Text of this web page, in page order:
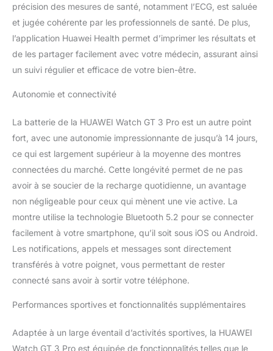
l'escalade, la natation en
salle, le ski, etc., vous
pouvez prendre la route
ou tracer un nouveau
pression sur l'écran La
un nouveau niveau et
prend en charge une
multitude de
fonctionnalités
fréquence cardiaque, la
SpO2, le sommeil et la
surveillance du stress,
afin que vous puissiez
de votre santé"
précision des mesures de santé, notamment l’ECG, est saluée
et jugée cohérente par les professionnels de santé. De plus,
l’application Huawei Health permet d’imprimer les résultats et
de les partager facilement avec votre médecin, assurant ainsi
un suivi régulier et efficace de votre bien-être.
Autonomie et connectivité
La batterie de la HUAWEI Watch GT 3 Pro est un autre point
fort, avec une autonomie impressionnante de jusqu’à 14 jours,
ce qui est largement supérieur à la moyenne des montres
connectées du marché. Cette longévité permet de ne pas
avoir à se soucier de la recharge quotidienne, un avantage
non négligeable pour ceux qui mènent une vie active. La
montre utilise la technologie Bluetooth 5.2 pour se connecter
facilement à votre smartphone, qu’il soit sous iOS ou Android.
Les notifications, appels et messages sont directement
transférés à votre poignet, vous permettant de rester
connecté sans avoir à sortir votre téléphone.
Performances sportives et fonctionnalités supplémentaires
Adaptée à un large éventail d’activités sportives, la HUAWEI
Watch GT 3 Pro est équipée de fonctionnalités telles que le